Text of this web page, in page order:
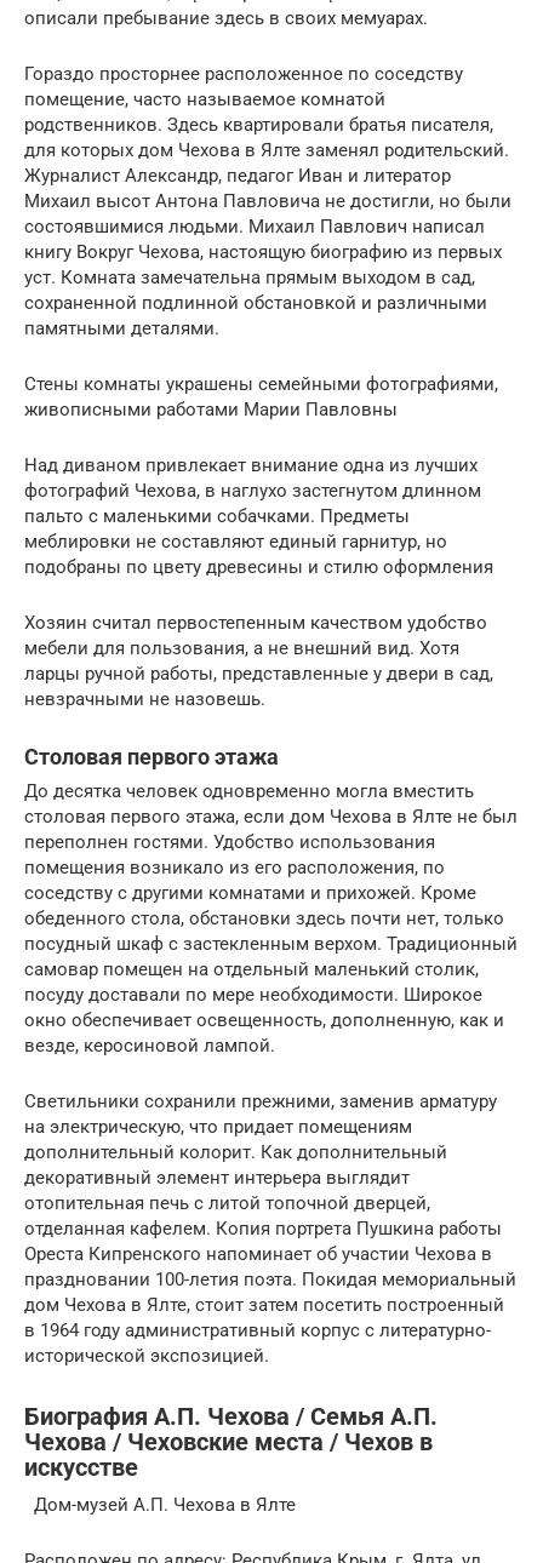
описали пребывание здесь в своих мемуарах.
Гораздо просторнее расположенное по соседству
помещение, часто называемое комнатой
родственников. Здесь квартировали братья писателя,
для которых дом Чехова в Ялте заменял родительский.
Журналист Александр, педагог Иван и литератор
Михаил высот Антона Павловича не достигли, но были
состоявшимися людьми. Михаил Павлович написал
книгу Вокруг Чехова, настоящую биографию из первых
уст. Комната замечательна прямым выходом в сад,
сохраненной подлинной обстановкой и различными
памятными деталями.
Стены комнаты украшены семейными фотографиями,
живописными работами Марии Павловны
Над диваном привлекает внимание одна из лучших
фотографий Чехова, в наглухо застегнутом длинном
пальто с маленькими собачками. Предметы
меблировки не составляют единый гарнитур, но
подобраны по цвету древесины и стилю оформления
Хозяин считал первостепенным качеством удобство
мебели для пользования, а не внешний вид. Хотя
ларцы ручной работы, представленные у двери в сад,
невзрачными не назовешь.
Столовая первого этажа
До десятка человек одновременно могла вместить
столовая первого этажа, если дом Чехова в Ялте не был
переполнен гостями. Удобство использования
помещения возникало из его расположения, по
соседству с другими комнатами и прихожей. Кроме
обеденного стола, обстановки здесь почти нет, только
посудный шкаф с застекленным верхом. Традиционный
самовар помещен на отдельный маленький столик,
посуду доставали по мере необходимости. Широкое
окно обеспечивает освещенность, дополненную, как и
везде, керосиновой лампой.
Светильники сохранили прежними, заменив арматуру
на электрическую, что придает помещениям
дополнительный колорит. Как дополнительный
декоративный элемент интерьера выглядит
отопительная печь с литой топочной дверцей,
отделанная кафелем. Копия портрета Пушкина работы
Ореста Кипренского напоминает об участии Чехова в
праздновании 100-летия поэта. Покидая мемориальный
дом Чехова в Ялте, стоит затем посетить построенный
в 1964 году административный корпус с литературно-
исторической экспозицией.
Биография А.П. Чехова / Семья А.П.
Чехова / Чеховские места / Чехов в
искусстве
Дом-музей А.П. Чехова в Ялте